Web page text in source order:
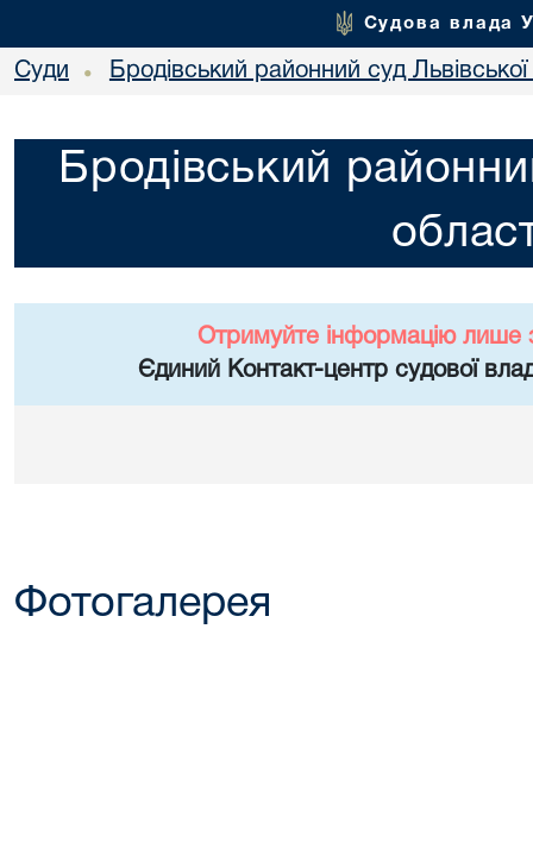
Судова влада
Суди • Бродівський районний суд Львівської
Бродівський
Отримуйте інформацію лише
Єдиний Контакт-центр судової
Фотогалерея